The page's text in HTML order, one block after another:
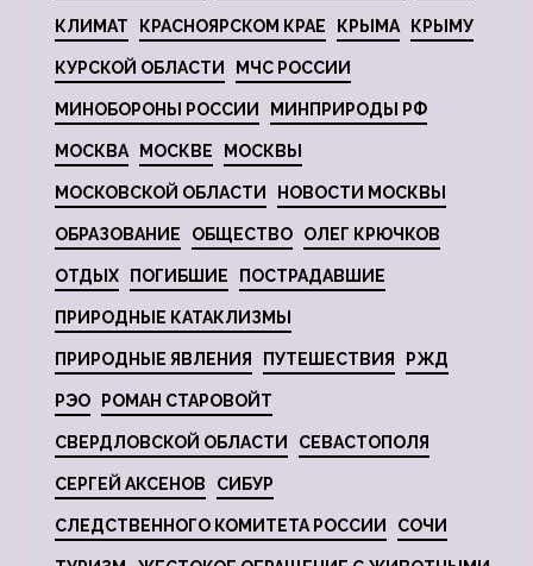
КЛИМАТ КРАСНОЯРСКОМ КРАЕ КРЫМА КРЫМУ
КУРСКОЙ ОБЛАСТИ МЧС РОССИИ
МИНОБОРОНЫ РОССИИ МИНПРИРОДЫ РФ
МОСКВА МОСКВЕ МОСКВЫ
МОСКОВСКОЙ ОБЛАСТИ НОВОСТИ МОСКВЫ
ОБРАЗОВАНИЕ ОБЩЕСТВО ОЛЕГ КРЮЧКОВ
ОТДЫХ ПОГИБШИЕ ПОСТРАДАВШИЕ
ПРИРОДНЫЕ КАТАКЛИЗМЫ
ПРИРОДНЫЕ ЯВЛЕНИЯ ПУТЕШЕСТВИЯ РЖД
РЭО РОМАН СТАРОВОЙТ
СВЕРДЛОВСКОЙ ОБЛАСТИ СЕВАСТОПОЛЯ
СЕРГЕЙ АКСЕНОВ СИБУР
СЛЕДСТВЕННОГО КОМИТЕТА РОССИИ СОЧИ